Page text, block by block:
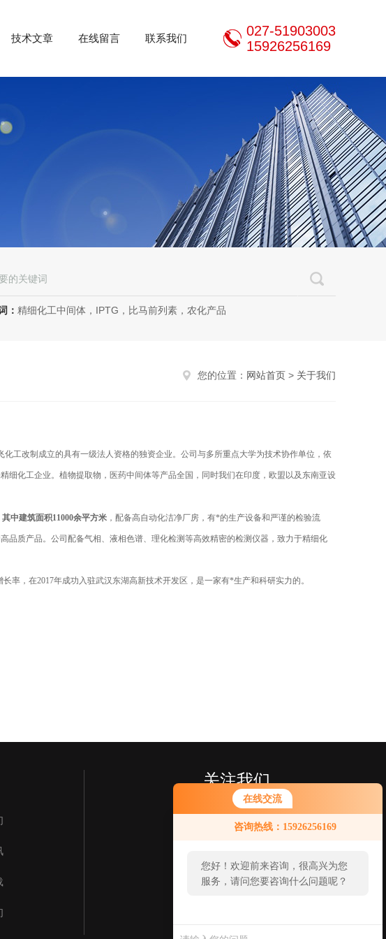
在线交流
咨询热线：15926256169
您好！欢迎前来咨询，很高兴为您
服务，请问您要咨询什么问题呢？
技术文章 在线留言 联系我们
027-51903003
15926256169
： 精细化工中间体，IPTG，比马前列素，农化产品
您的位置： 网站首页 > 关于我们
工改制成立的具有一级法人资格的独资企业。公司与多所重点大学为技术协作单位，依
细化工企业。 植物提取物，医药中间体等产品全国，同时我们在印度，欧盟以及东南亚设
中建筑面积11000余平方米 ，配备高自动化洁净厂房，有*的生产设备和严谨的检验流
品质产品。公司配备气相、液相色谱、理化检测等高效精密的检测仪器，致力于精细化
长率，在2017年成功入驻武汉东湖高新技术开发区，是一家有*生产和科研实力的。
关注我们